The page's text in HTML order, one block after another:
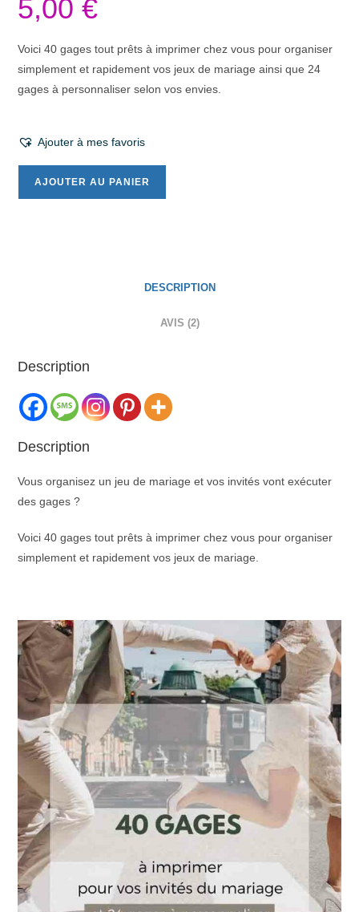
basé sur
client
5,00€
Voici 40 gages tout prêts à imprimer chez vous pour organiser
simplement et rapidement vos jeux de mariage ainsi que 24
gages à personnaliser selon vos envies.
Ajouter à mes favoris
AJOUTER AU PANIER
DESCRIPTION
AVIS (2)
Description
Description
Vous organisez un jeu de mariage et vos invités vont exécuter
des gages ?
Voici 40 gages tout prêts à imprimer chez vous pour organiser
simplement et rapidement vos jeux de mariage.